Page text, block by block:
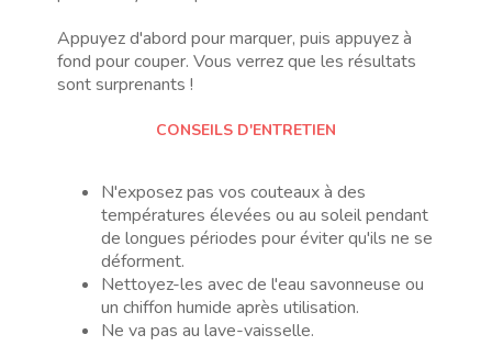
Appuyez d'abord pour marquer, puis appuyez à
fond pour couper. Vous verrez que les résultats
sont surprenants !
CONSEILS D'ENTRETIEN
N'exposez pas vos couteaux à des
températures élevées ou au soleil pendant
de longues périodes pour éviter qu'ils ne se
déforment.
Nettoyez-les avec de l'eau savonneuse ou
un chiffon humide après utilisation.
Ne va pas au lave-vaisselle.